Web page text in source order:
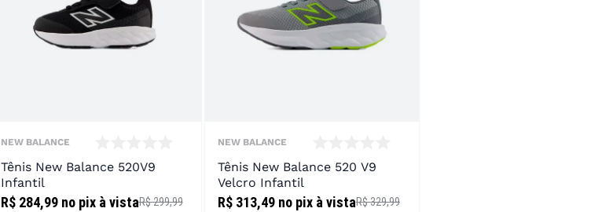
NEW BALANCE
Tênis New Balance 520V9
Infantil
R$ 284,99 no pix à vistaR$ 299,99
NEW BALANCE
Tênis New Balance 520 V9
Velcro Infantil
R$ 313,49 no pix à vistaR$ 329,99